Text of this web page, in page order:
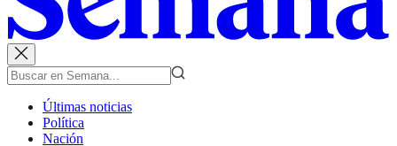
Últimas noticias
Política
Nación